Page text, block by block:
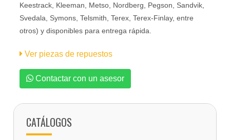
Keestrack, Kleeman, Metso, Nordberg, Pegson, Sandvik,
Svedala, Symons, Telsmith, Terex, Terex-Finlay, entre
otros) y disponibles para entrega rápida.
Ver piezas de repuestos
Contactar con un asesor
CATÁLOGOS